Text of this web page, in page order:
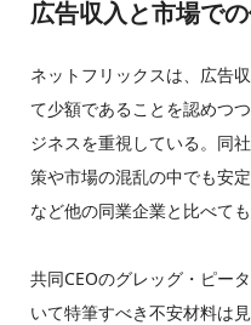
広告収入と市場で
ネットフリックスは、広告
て少額であることを認めつ
ジネスを重視している。同
策や市場の混乱の中でも安
など他の同業企業と比べて
共同CEOのグレッグ・ピー
いて特筆すべき不安材料は